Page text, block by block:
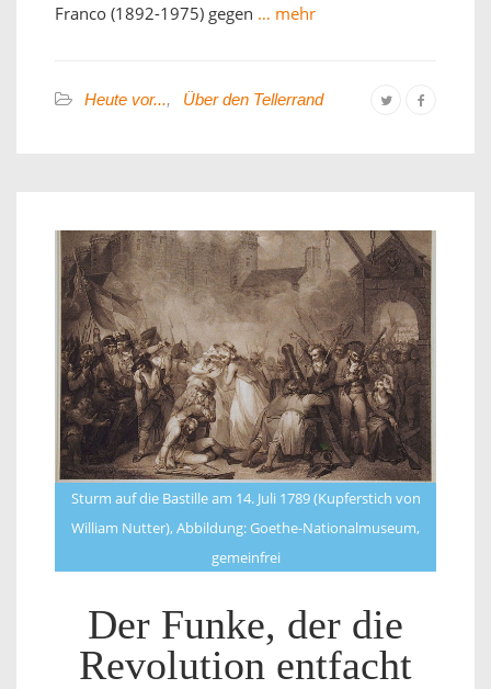
Franco (1892-1975) gegen … mehr
Heute vor..., Über den Tellerrand
Sturm auf die Bastille am 14. Juli 1789 (Kupferstich von
William Nutter), Abbildung: Goethe-Nationalmuseum,
gemeinfrei
Der Funke, der die
Revolution entfacht